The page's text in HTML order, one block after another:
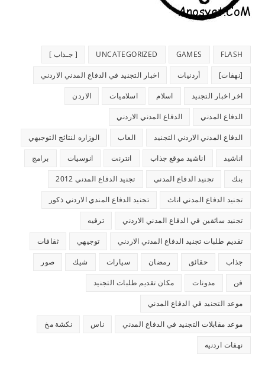
FLASH
GAMES
UNCATEGORIZED [ جـذاب ]
[نهفات] أردنيات اخبار التجنيد في الدفاع المدني الاردني
اخر اخبار التجنيد اسلام اسلاميات الاردن
الدفاع المدني الدفاع المدني الاردني
الدفاع المدني الاردني التجنيد العاب الوزاره لنتائج التوجيهي
اناشيد اناشيد موقع جذاب انترنت انوسيات برامج
بنك تجنيد الدفاع المدني تجنيد الدفاع المدني 2012
تجنيد الدفاع المدني اناث تجنيد الدفاع المندي الاردني ذكور
تجنيد سائقين في الدفاع المدني الاردني ترفيه
تقديم طلبات تجنيد الدفاع المدني الاردني توجيهي ثقافات
جذاب حقائق رمضان سيارات شيك صور
فن مدونات مكان تقديم طلبات التجنيد
موعد التجنيد في الدفاع المدني
موعد مقابلات التجنيد في الدفاع المدني ناس نكشة مخ
نهفات اردنيه